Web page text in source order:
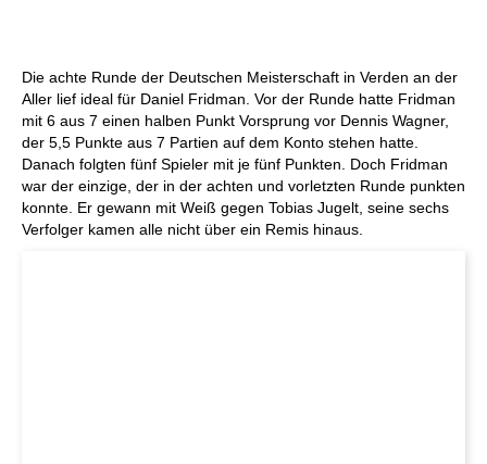
Die achte Runde der Deutschen Meisterschaft in Verden an der
Aller lief ideal für Daniel Fridman. Vor der Runde hatte Fridman
mit 6 aus 7 einen halben Punkt Vorsprung vor Dennis Wagner,
der 5,5 Punkte aus 7 Partien auf dem Konto stehen hatte.
Danach folgten fünf Spieler mit je fünf Punkten. Doch Fridman
war der einzige, der in der achten und vorletzten Runde punkten
konnte. Er gewann mit Weiß gegen Tobias Jugelt, seine sechs
Verfolger kamen alle nicht über ein Remis hinaus.